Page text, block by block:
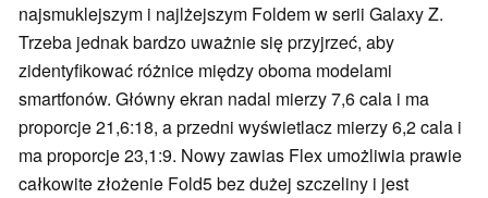
najsmuklejszym i najlżejszym Foldem w serii Galaxy Z.
Trzeba jednak bardzo uważnie się przyjrzeć, aby
zidentyfikować różnice między oboma modelami
smartfonów. Główny ekran nadal mierzy 7,6 cala i ma
proporcje 21,6:18, a przedni wyświetlacz mierzy 6,2 cala i
ma proporcje 23,1:9. Nowy zawias Flex umożliwia prawie
całkowite złożenie Fold5 bez dużej szczeliny i jest